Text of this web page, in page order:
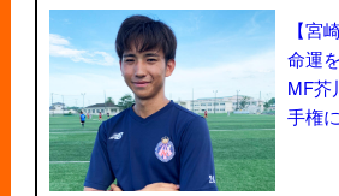
【宮
命運
MF芥
手権